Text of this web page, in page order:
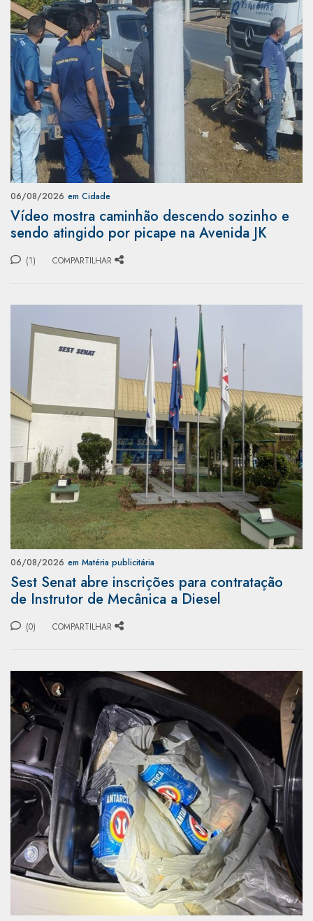
06/08/2026 em Cidade
Vídeo mostra caminhão descendo sozinho e
sendo atingido por picape na Avenida JK
(1) COMPARTILHAR
06/08/2026 em Matéria publicitária
Sest Senat abre inscrições para contratação
de Instrutor de Mecânica a Diesel
(0) COMPARTILHAR